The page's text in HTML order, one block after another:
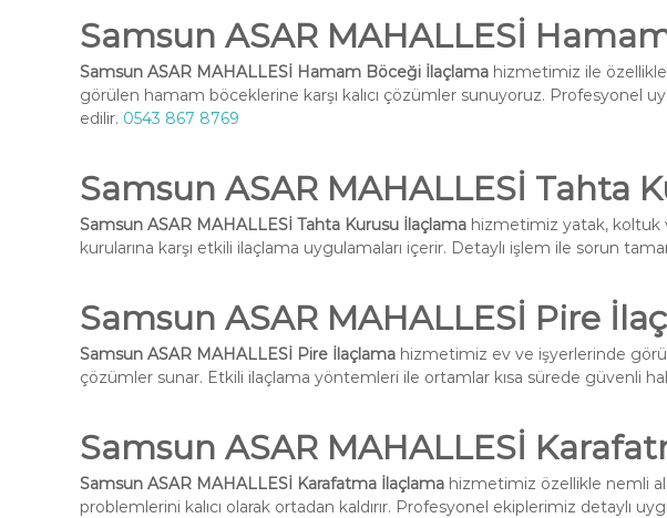
Samsun ASAR MAHALLESİ
Samsun ASAR MAHALLESİ Hamam Böceği İlaçlama hizmetimiz ile
görülen hamam böceklerine karşı kalıcı çözümler sunuyoruz. Profesyonel
edilir. 0543 867 8769
Samsun ASAR MAHALLESİ Tahta
Samsun ASAR MAHALLESİ Tahta Kurusu İlaçlama hizmetimiz yatak, koltuk
kurularına karşı etkili ilaçlama uygulamaları içerir. Detaylı işlem ile sorun
Samsun ASAR MAHALLESİ Pire
Samsun ASAR MAHALLESİ Pire İlaçlama hizmetimiz ev ve işyerlerinde
çözümler sunar. Etkili ilaçlama yöntemleri ile ortamlar kısa sürede güvenli
Samsun ASAR MAHALLESİ
Samsun ASAR MAHALLESİ Karafatma İlaçlama hizmetimiz özellikle nemli
problemlerini kalıcı olarak ortadan kaldırır. Profesyonel ekiplerimiz detaylı